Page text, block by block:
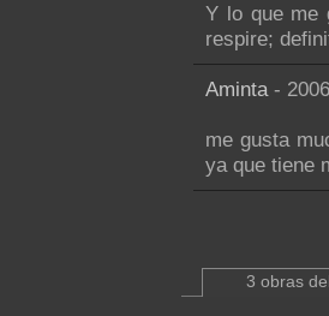
Y lo que me
respire;
Aminta-
me gusta
ya que tiene
3 obras